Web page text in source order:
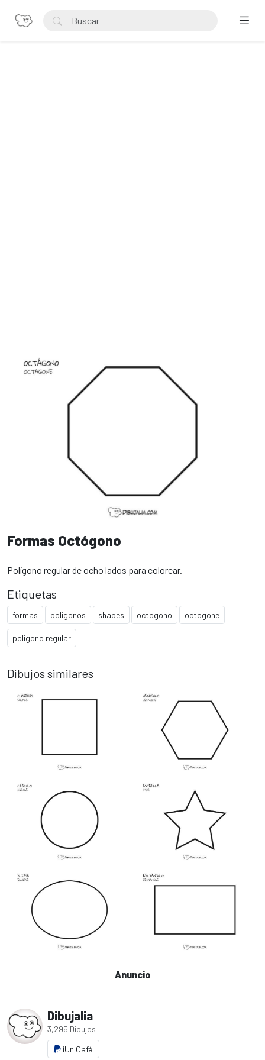
Formas Octógono
Polígono regular de ocho lados para colorear.
Etiquetas
formas poligonos shapes octogono octogone
poligono regular
Dibujos similares
Anuncio
Dibujalia
3,295 Dibujos
¡Un Café!